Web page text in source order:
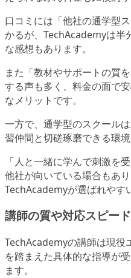
口コミには「他社の通学型
かるが、TechAcademyは半
な感想もあります。
また「教材やサポートの質
する声も多く、料金の面で
なメリットです。
一方で、通学型のスクール
習仲間と切磋琢磨できる環
「人と一緒に学んで刺激を
他社が向いている場合もあ
TechAcademyが選ばれやす
講師の質や対応スピー
TechAcademyの講師は現役
を踏まえた具体的な指導が
ます。